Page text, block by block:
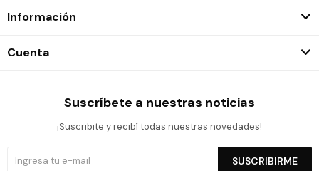
Información
Cuenta
Suscríbete a nuestras noticias
¡Suscribite y recibí todas nuestras novedades!
SUSCRIBIRME